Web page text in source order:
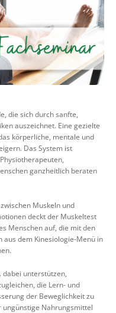
die sich durch sanfte,
auszeichnet. Eine gezielte
körperliche, mentale und
Das System ist
ganzheitlich beraten
Muskeln und
deckt der Muskeltest
Menschen auf, die mit den
aus dem Kinesiologie-Menü in
dabei unterstützen,
die Lern- und
der Beweglichkeit zu
Nahrungsmittel